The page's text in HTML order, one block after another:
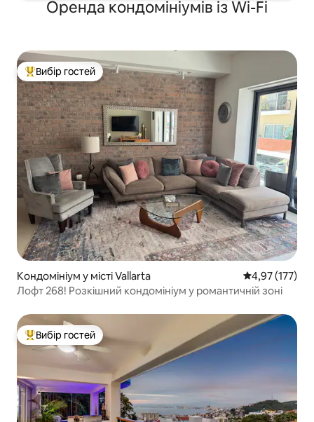
Оренда кондомініумів із Wi-Fi
Топ вибір гостей
Вибір гостей
Кондомініум у місті Vallarta Середня
4,97 (177)
Лофт 268! Розкішний кондомініум у романтичній зоні
Топ вибір гостей
Вибір гостей